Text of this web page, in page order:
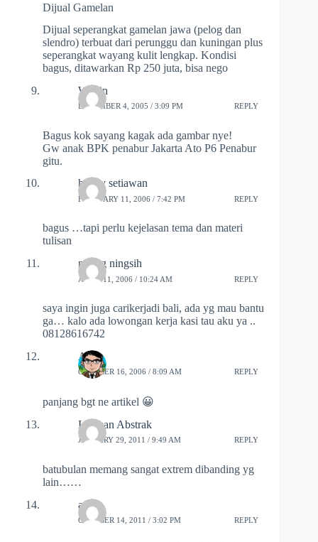
Dijual Gamelan
Dijual seperangkat gamelan jawa (pelog dan
slendro) terbuat dari perunggu dan kuningan plus
seperangkat wayang kulit lengkap. Kondisi
bagus, ditawarkan Rp 250 juta, bisa nego
Wiwin
DECEMBER 4, 2005 / 3:09 PM REPLY
Bagus kok sayang kagak ada gambar nye!
Gw anak BPK penabur Jakarta Ato P6 Penabur
gitu.
hendy setiawan
FEBRUARY 11, 2006 / 7:42 PM REPLY
bagus …tapi perlu kejelasan tema dan materi
tulisan
nining ningsih
APRIL 11, 2006 / 10:24 AM REPLY
saya ingin juga carikerjadi bali, ada yg mau bantu
ga… kalo ada lowongan kerja kasi tau aku ya ..
08128616742
Asn
OCTOBER 16, 2006 / 8:09 AM REPLY
panjang bgt ne artikel 😀
Lukisan Abstrak
JANUARY 29, 2011 / 9:49 AM REPLY
batubulan memang sangat extrem dibanding yg
lain……
amos
OCTOBER 14, 2011 / 3:02 PM REPLY